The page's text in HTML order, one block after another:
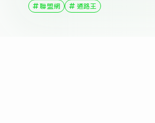
聯盟網 通路王